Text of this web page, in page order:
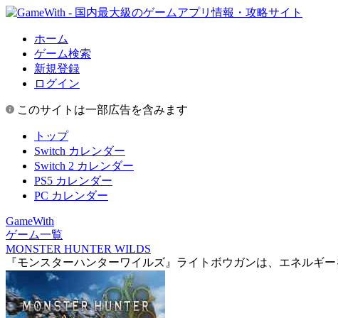
ホーム
ゲーム検索
新規登録
ログイン
このサイトは一部広告を含みます
トップ
Switch カレンダー
Switch 2 カレンダー
PS5 カレンダー
PC カレンダー
GameWith
ゲーム一覧
MONSTER HUNTER WILDS
『モンスターハンターワイルズ』ライトボウガンは、エネルギ